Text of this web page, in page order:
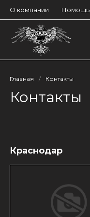
О компании Помощь
Главная / Контакты
Контакты
Краснодар